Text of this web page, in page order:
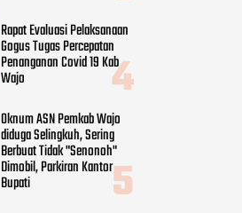
Rapat Evaluasi Pelaksanaan
Gogus Tugas Percepatan
Penanganan Covid 19 Kab
Wajo
Oknum ASN Pemkab Wajo
diduga Selingkuh, Sering
Berbuat Tidak "Senonoh"
Dimobil, Parkiran Kantor
Bupati